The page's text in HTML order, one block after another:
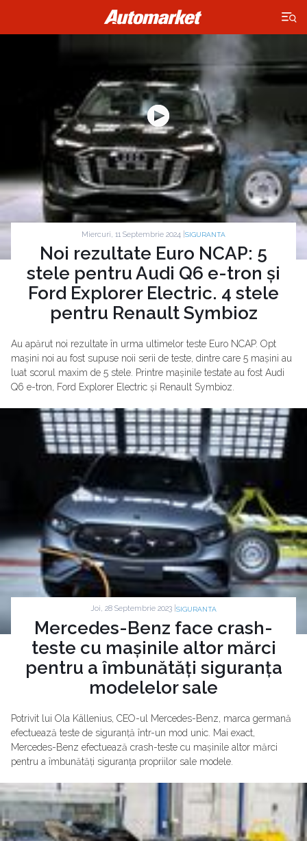
×
Miercuri, 11 Septembrie 2024 | SIGURANTA
Noi rezultate Euro NCAP: 5
stele pentru Audi Q6 e-tron și
Ford Explorer Electric. 4 stele
pentru Renault Symbioz
Au apărut noi rezultate în urma ultimelor teste Euro NCAP. Opt
mașini noi au fost supuse noii serii de teste, dintre care 5 mașini au
luat scorul maxim de 5 stele. Printre mașinile testate au fost Audi
Q6 e-tron, Ford Explorer Electric și Renault Symbioz.
Joi, 28 Septembrie 2023 | SIGURANTA
Mercedes-Benz face crash-
teste cu mașinile altor mărci
pentru a îmbunătăți siguranța
modelelor sale
Potrivit lui Ola Källenius, CEO-ul Mercedes-Benz, marca germană
efectuează teste de siguranță într-un mod unic. Mai exact,
Mercedes-Benz efectuează crash-teste cu mașinile altor mărci
pentru a îmbunătăți siguranța propriilor sale modele.